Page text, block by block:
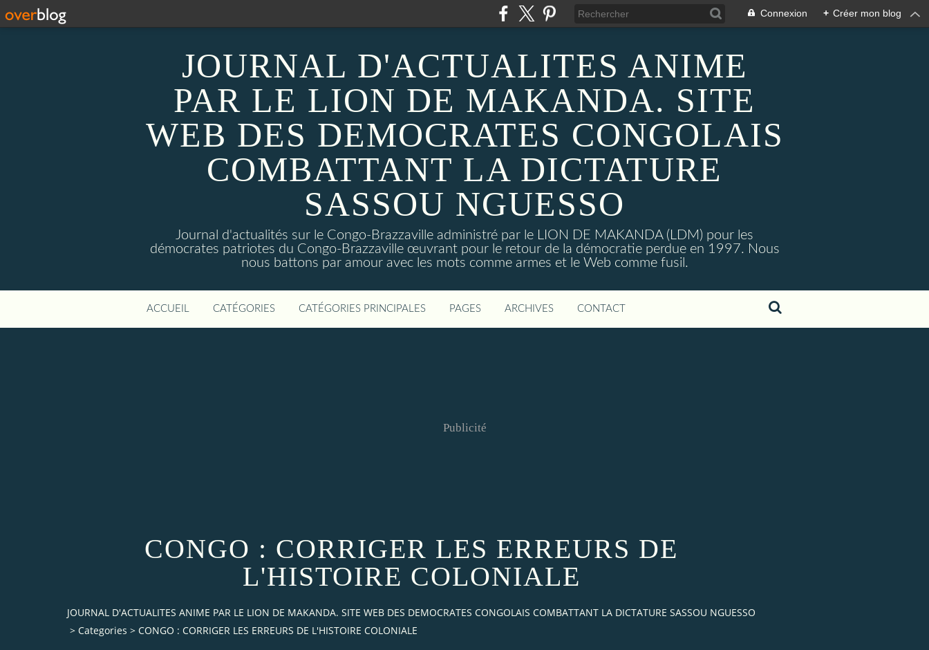
Connexion + Créer mon blog
JOURNAL D'ACTUALITES ANIME
PAR LE LION DE MAKANDA. SITE
WEB DES DEMOCRATES CONGOLAIS
COMBATTANT LA DICTATURE
SASSOU NGUESSO
Journal d'actualités sur le Congo-Brazzaville administré par le LION DE MAKANDA (LDM) pour les
démocrates patriotes du Congo-Brazzaville œuvrant pour le retour de la démocratie perdue en 1997. Nous
nous battons par amour avec les mots comme armes et le Web comme fusil.
ACCUEIL CATÉGORIES CATÉGORIES PRINCIPALES PAGES ARCHIVES CONTACT
Publicité
CONGO : CORRIGER LES ERREURS DE
L'HISTOIRE COLONIALE
JOURNAL D'ACTUALITES ANIME PAR LE LION DE MAKANDA. SITE WEB DES DEMOCRATES CONGOLAIS COMBATTANT LA DICTATURE SASSOU NGUESSO
> Categories > CONGO : CORRIGER LES ERREURS DE L'HISTOIRE COLONIALE